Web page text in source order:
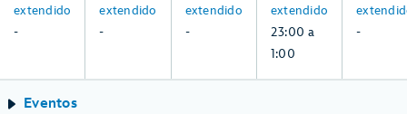
extendido
2,
agosto
-
extendido
3,
agosto
-
extendido
4,
agosto
-
extendido
1:00,
miércoles,
5,
23:00 a
1:00
6,
agosto
-
Eventos